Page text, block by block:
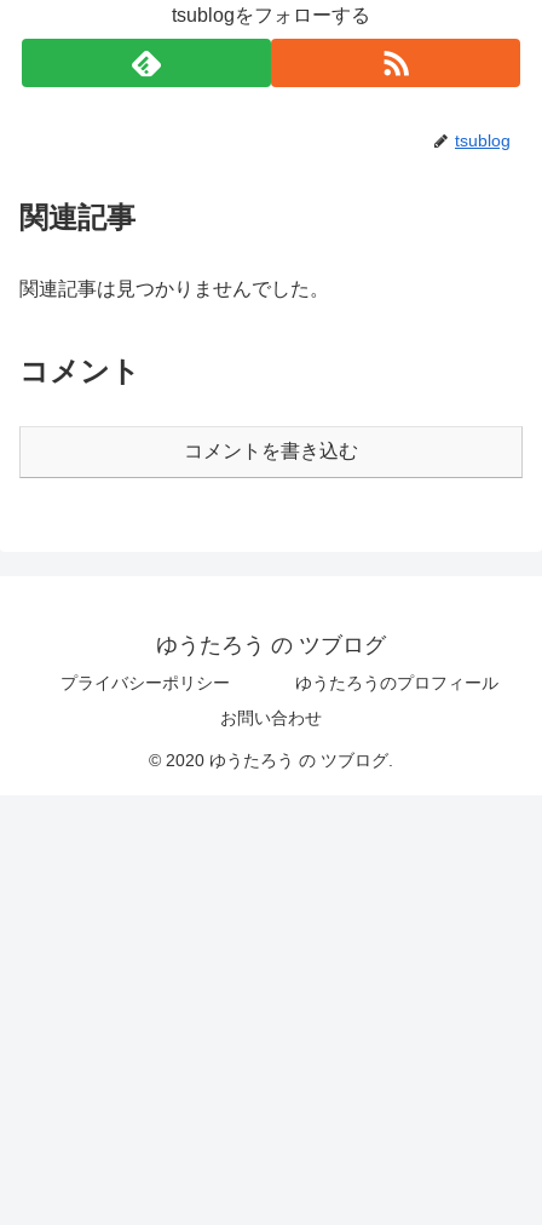
tsublogをフォローする
tsublog
関連記事
関連記事は見つかりませんでした。
コメント
コメントを書き込む
ゆうたろう の ツブログ
プライバシーポリシー
ゆうたろうのプロフィール
お問い合わせ
© 2020 ゆうたろう の ツブログ.